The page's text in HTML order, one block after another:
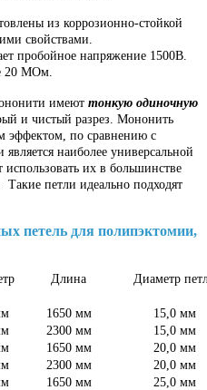
из коррозионно-стойкой
свойствами.
пробойное напряжение 1500В.
20 МОм.
имеют тонкую одиночную
и чистый разрез. Мононить
эффектом, по сравнению с
является наиболее универсальной
использовать их в большинстве
Такие петли идеально подходят
петель для полипэктомии,
Длина
Диаметр
1650 мм
15,0 мм
2300 мм
15,0 мм
1650 мм
20,0 мм
2300 мм
20,0 мм
1650 мм
25,0 мм